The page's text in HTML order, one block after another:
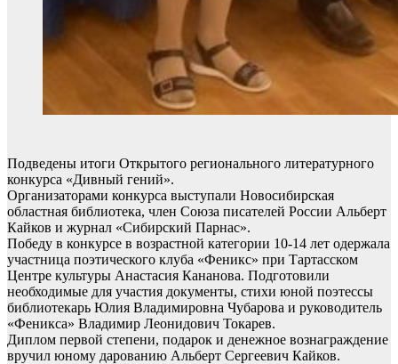
Подведены итоги Открытого регионального литературного
конкурса «Дивный гений».
Организаторами конкурса выступали Новосибирская
областная библиотека, член Союза писателей России Альберт
Кайков и журнал «Сибирский Парнас».
Победу в конкурсе в возрастной категории 10-14 лет одержала
участница поэтического клуба «Феникс» при Тартасском
Центре культуры Анастасия Кананова. Подготовили
необходимые для участия документы, стихи юной поэтессы
библиотекарь Юлия Владимировна Чубарова и руководитель
«Феникса» Владимир Леонидович Токарев.
Диплом первой степени, подарок и денежное вознаграждение
вручил юному дарованию Альберт Сергеевич Кайков.